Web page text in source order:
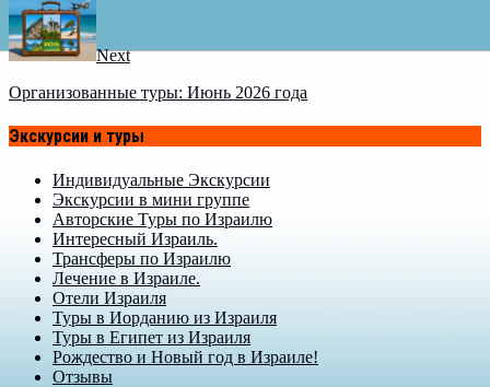
Next
Организованные туры: Июнь 2026 года
Экскурсии и туры
Индивидуальные Экскурсии
Экскурсии в мини группе
Авторские Туры по Израилю
Интересный Израиль.
Трансферы по Израилю
Лечение в Израиле.
Отели Израиля
Туры в Иорданию из Израиля
Туры в Египет из Израиля
Рождество и Новый год в Израиле!
Отзывы